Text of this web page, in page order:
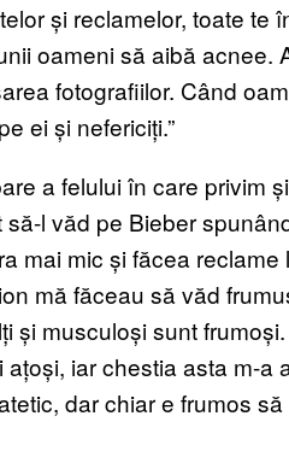
și reclamelor, toate te
oameni să aibă acnee.
fotografiilor. Când
ei și nefericiți.”
a felului în care privim și
l văd pe Bieber
mai mic și făcea reclame
mă făceau să văd
și musculoși sunt
iar chestia asta m-a
dar chiar e frumos